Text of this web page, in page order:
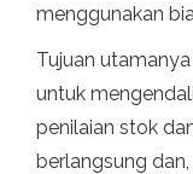
menggunakan
Tujuan
untuk
penilaian stok
berlangsung